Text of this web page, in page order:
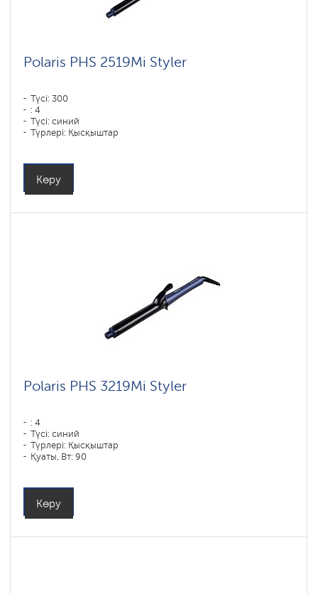
Polaris PHS 2519Mi Styler
Түсі: 300
: 4
Түсі: синий
Түрлері: Қысқыштар
Көру
Polaris PHS 3219Mi Styler
: 4
Түсі: синий
Түрлері: Қысқыштар
Қуаты, Вт: 90
Көру